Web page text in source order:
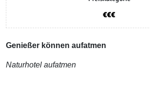
Genießer können aufatmen
Naturhotel aufatmen